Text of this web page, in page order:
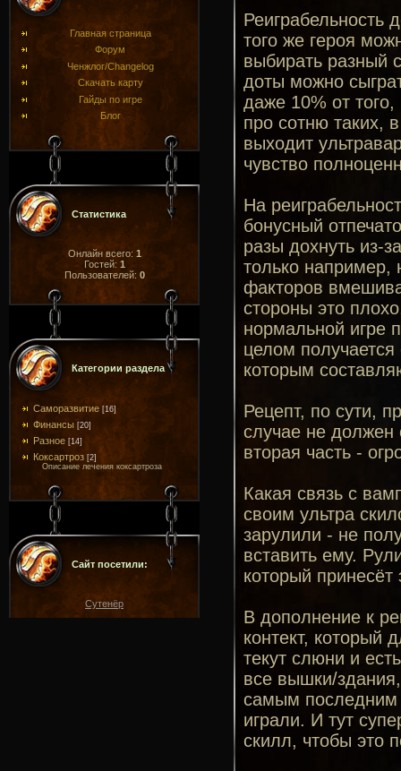
Главная страница
Форум
Ченжлог/Changelog
Скачать карту
Гайды по игре
Блог
Статистика
Онлайн всего: 1
Гостей: 1
Пользователей: 0
Категории раздела
Саморазвитие [16]
Финансы [20]
Разное [14]
Коксартроз [2]
Описание лечения коксартроза
Сайт посетили:
Сутенёр
Реиграбельность
того же героя
выбирать разный
доты можно
даже 10% от
про сотню таких,
выходит
чувство
На
бонусный
разы дохнуть из-
только например,
факторов
стороны это
нормальной игре
целом
которым
Рецепт, по сути,
случае не должен
вторая часть -
Какая связь с
своим ультра
зарулили - не
вставить ему.
который принесёт
В дополнение к
контект, который
текут слюни и
все вышки/
самым последним
играли. И тут
скилл, чтобы это